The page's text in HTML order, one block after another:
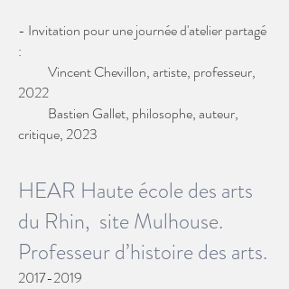
- Invitation pour une journée d'atelier partagé
:
Vincent Chevillon, artiste, professeur,
2022
Bastien Gallet, philosophe, auteur,
critique, 2023
HEAR Haute école des arts
du Rhin, site Mulhouse.
Professeur d’histoire des arts.
2017-2019